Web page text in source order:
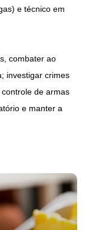
e técnico em
combater ao
investigar crimes
de armas
e manter a